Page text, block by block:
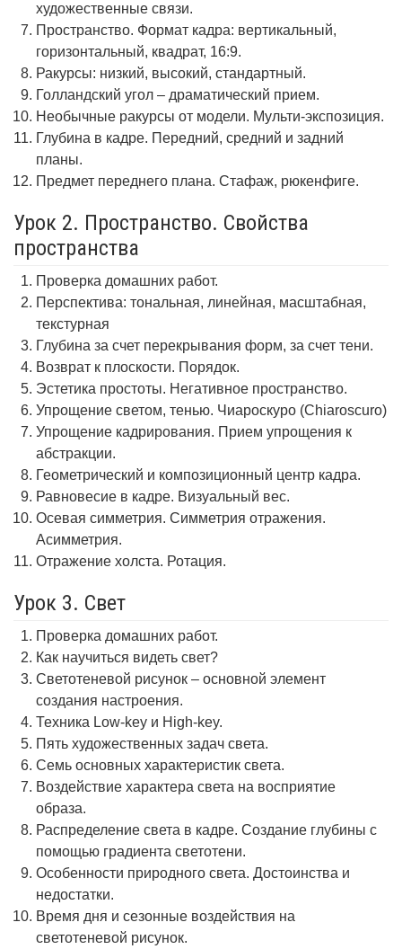
художественные связи.
Пространство. Формат кадра: вертикальный,
горизонтальный, квадрат, 16:9.
Ракурсы: низкий, высокий, стандартный.
Голландский угол – драматический прием.
Необычные ракурсы от модели. Мульти-экспозиция.
Глубина в кадре. Передний, средний и задний
планы.
Предмет переднего плана. Стафаж, рюкенфиге.
Урок 2. Пространство. Свойства
пространства
Проверка домашних работ.
Перспектива: тональная, линейная, масштабная,
текстурная
Глубина за счет перекрывания форм, за счет тени.
Возврат к плоскости. Порядок.
Эстетика простоты. Негативное пространство.
Упрощение светом, тенью. Чиароскуро (Chiaroscuro)
Упрощение кадрирования. Прием упрощения к
абстракции.
Геометрический и композиционный центр кадра.
Равновесие в кадре. Визуальный вес.
Осевая симметрия. Симметрия отражения.
Асимметрия.
Отражение холста. Ротация.
Урок 3. Свет
Проверка домашних работ.
Как научиться видеть свет?
Светотеневой рисунок – основной элемент
создания настроения.
Техника Low-key и High-key.
Пять художественных задач света.
Семь основных характеристик света.
Воздействие характера света на восприятие
образа.
Распределение света в кадре. Создание глубины с
помощью градиента светотени.
Особенности природного света. Достоинства и
недостатки.
Время дня и сезонные воздействия на
светотеневой рисунок.